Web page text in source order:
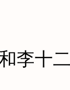
十二